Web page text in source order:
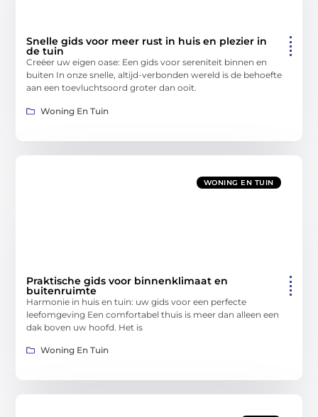
Snelle gids voor meer rust in huis en plezier in
de tuin
Creëer uw eigen oase: Een gids voor sereniteit binnen en
buiten In onze snelle, altijd-verbonden wereld is de behoefte
aan een toevluchtsoord groter dan ooit.
Woning En Tuin
WONING EN TUIN
Praktische gids voor binnenklimaat en
buitenruimte
Harmonie in huis en tuin: uw gids voor een perfecte
leefomgeving Een comfortabel thuis is meer dan alleen een
dak boven uw hoofd. Het is
Woning En Tuin